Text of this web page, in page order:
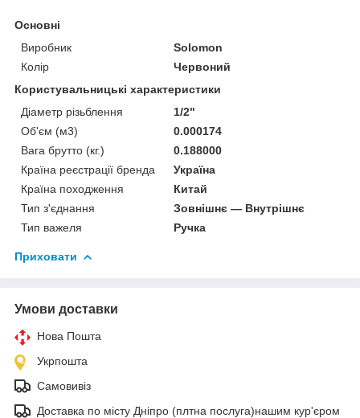
Основні
Виробник
Solomon
Колір
Червоний
Користувальницькі характеристики
Діаметр різьблення
1/2"
Об'єм (м3)
0.000174
Вага брутто (кг.)
0.188000
Країна реєстрації бренда
Україна
Країна походження
Китай
Тип з'єднання
Зовнішнє — Внутрішнє
Тип важеля
Ручка
Приховати
Умови доставки
Нова Пошта
Укрпошта
Самовивіз
Доставка по місту Дніпро (плтна послуга)нашим кур'єром